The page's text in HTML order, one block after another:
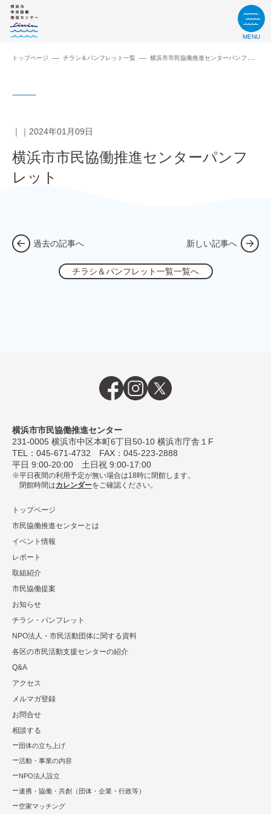
MENU
トップページ チラシ＆パンフレット一覧 横浜市市民協働推進センターパンフレット
2024年01月09日
横浜市市民協働推進センターパンフ
レット
過去の記事へ
チラシ＆パンフレット一覧一覧へ
新しい記事へ
横浜市市民協働推進センター
231-0005 横浜市中区本町6丁⽬50-10 横浜市庁舎１F
TEL： 045-671-4732 FAX：045-223-2888
平⽇ 9:00-20:00 ⼟⽇祝 9:00-17:00
平日夜間の利用予定が無い場合は18時に閉館します。
閉館時間はカレンダーをご確認ください。
トップページ
市民協働推進センターとは
イベント情報
レポート
取組紹介
市⺠協働提案
お知らせ
チラシ・パンフレット
NPO法⼈・市⺠活動団体に関する資料
各区の市⺠活動⽀援センターの紹介
Q&A
アクセス
メルマガ登録
お問合せ
相談する
団体の立ち上げ
活動・事業の内容
NPO法⼈設⽴
連携・協働・共創（団体・企業・⾏政等）
空家マッチング